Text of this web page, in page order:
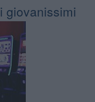
giovanissimi